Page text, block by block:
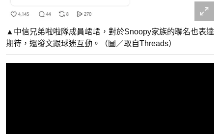
▲中信兄弟啦啦隊成員峮峮，對於Snoopy家族的聯名也表達
期待，還發文跟球迷互動。（圖／取自Threads）